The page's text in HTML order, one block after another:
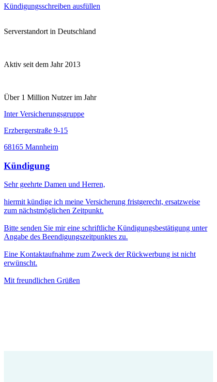
Kündigungsschreiben ausfüllen
Serverstandort in Deutschland
Aktiv seit dem Jahr 2013
Über 1 Million Nutzer im Jahr
Inter Versicherungsgruppe
Erzbergerstraße 9-15
68165 Mannheim
Kündigung
Sehr geehrte Damen und Herren,
hiermit kündige ich meine Versicherung fristgerecht, ersatzweise
zum nächstmöglichen Zeitpunkt.
Bitte senden Sie mir eine schriftliche Kündigungsbestätigung unter
Angabe des Beendigungszeitpunktes zu.
Eine Kontaktaufnahme zum Zweck der Rückwerbung ist nicht
erwünscht.
Mit freundlichen Grüßen